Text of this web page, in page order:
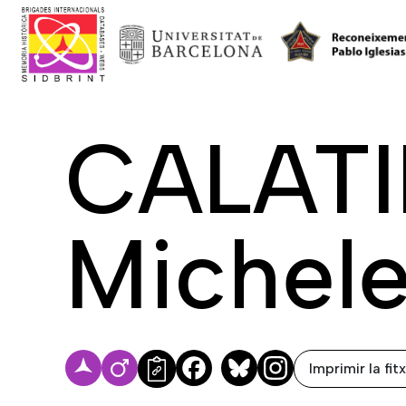
FacebookBluesky Imprimir la